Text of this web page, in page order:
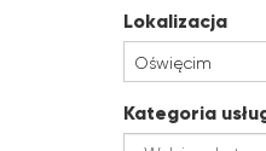
Lokalizacja
Oświęcim
Kategoria